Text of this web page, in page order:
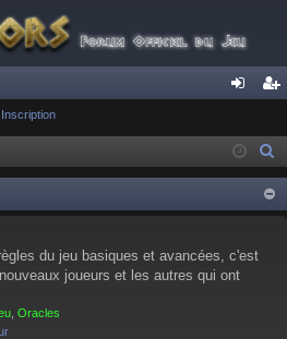
ne
xi
on
cri
pti
on
Inscription
du jeu basiques et avancées, c'est
joueurs et les autres qui ont
Oracles